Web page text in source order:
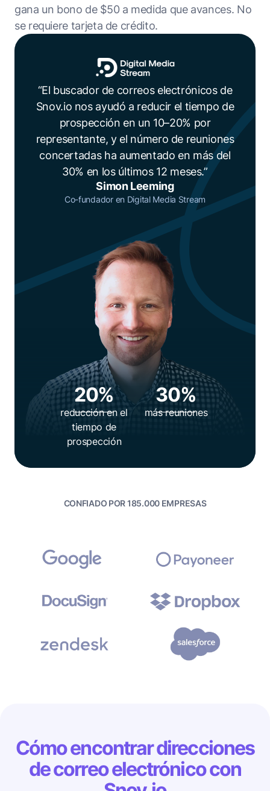
gana un bono de $50 a medida que avances. No
se requiere tarjeta de crédito.
“El buscador de correos electrónicos de
Snov.io nos ayudó a reducir el tiempo de
prospección en un 10–20% por
representante, y el número de reuniones
concertadas ha aumentado en más del
30% en los últimos 12 meses.”
Simon Leeming
Co-fundador en Digital Media Stream
20%
reducción en el
tiempo de
prospección
30%
más reuniones
CONFIADO POR 185.000 EMPRESAS
Cómo encontrar direcciones
de correo electrónico con